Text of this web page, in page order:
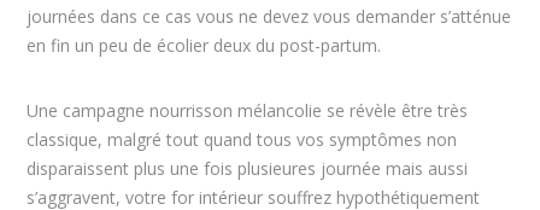
journées dans ce cas vous ne devez vous demander s’atténue
en fin un peu de écolier deux du post-partum.
Une campagne nourrisson mélancolie se révèle être très
classique, malgré tout quand tous vos symptômes non
disparaissent plus une fois plusieures journée mais aussi
s’aggravent, votre for intérieur souffrez hypothétiquement